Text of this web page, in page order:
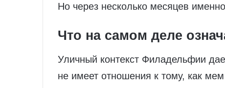
Но через несколько месяцев
Что на самом деле
Уличный контекст Филадельфии
не имеет отношения к тому, как мем